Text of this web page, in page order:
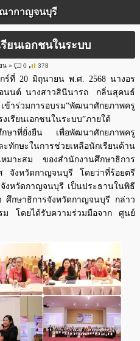
ณากาญจนบุรี
ยนเอกชนในระบบ
น » 0 378
ที่ 20 มิถุนายน พ.ศ. 2568 นางอร
นต์ นางสาวสินีนารถ กลิ่นสุคนธ์
าร่วมการอบรม“พัฒนาศักยภาพครู
เรียนเอกชนในระบบ”ภายใต้
กษาที่ยั่งยืน เพื่อพัฒนาศักยภาพครู
ทักษะในการช่วยเหลือนักเรียนด้าน
มาะสม ของสำนักงานศึกษาธิการ
งหวัดกาญจนบุรี โดยว่าที่ร้อยตรี
งหวัดกาญจนบุรี เป็นประธานในพิธี
กษาธิการจังหวัดกาญจนบุรี กล่าว
ม โดยได้รับความร่วมมือจาก ศูนย์